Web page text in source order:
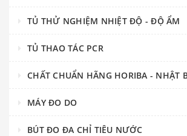
TỦ THỬ NGHIỆM NHIỆT ĐỘ - ĐỘ ẨM
TỦ THAO TÁC PCR
CHẤT CHUẨN HÃNG HORIBA - NHẬT
MÁY ĐO DO
BÚT ĐO ĐA CHỈ TIÊU NƯỚC